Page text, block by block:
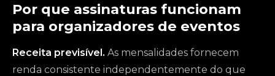
Por que assinaturas funcionam
para organizadores de eventos
Receita previsível. As mensalidades fornecem
renda consistente independentemente do que